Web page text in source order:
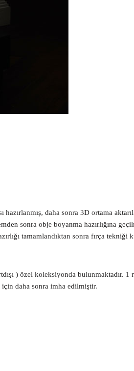
hazırlanmış, daha sonra 3D ortama
sonra obje boyanma hazırlığına
tamamlandıktan sonra fırça tekniği
) özel koleksiyonda bulunmaktadır. 1
için daha sonra imha edilmiştir.